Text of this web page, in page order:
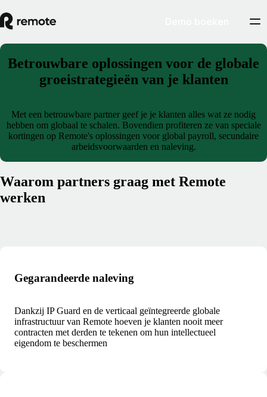
Betrouwbare oplossingen voor de globale
groeistrategieën van je klanten
Met een betrouwbare partner geef je je klanten alles wat ze nodig
hebben om globaal te schalen. Bovendien profiteren ze van speciale
kortingen op Remote's oplossingen voor global payroll, secundaire
arbeidsvoorwaarden en naleving.
Waarom partners graag met Remote
werken
Gegarandeerde naleving
Dankzij IP Guard en de verticaal geïntegreerde globale
infrastructuur van Remote hoeven je klanten nooit meer
contracten met derden te tekenen om hun intellectueel
eigendom te beschermen